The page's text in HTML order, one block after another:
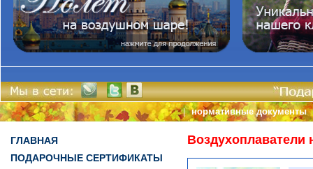
|нормативные документы
ГЛАВНАЯ
ПОДАРОЧНЫЕ СЕРТИФИКАТЫ
Воздухоплаватели